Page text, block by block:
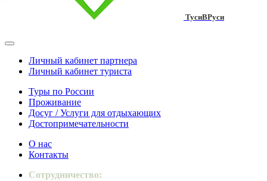
ТусиВРуси
Личный кабинет партнера
Личный кабинет туриста
Туры по России
Проживание
Досуг / Услуги для отдыхающих
Достопримечательности
О нас
Контакты
Сотрудничество: